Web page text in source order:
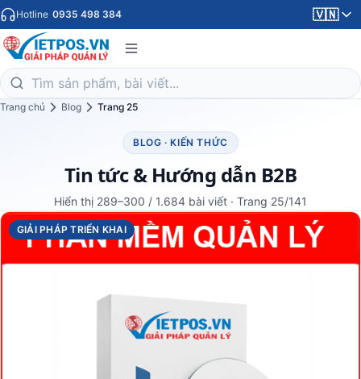
Hotline 0935 498 384 🇻🇳
Trang chủ Blog Trang 25
BLOG · KIẾN THỨC
Tin tức & Hướng dẫn B2B
Hiển thị 289–300 / 1.684 bài viết · Trang 25/141
GIẢI PHÁP TRIỂN KHAI